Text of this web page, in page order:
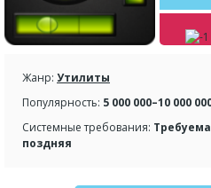
Жанр: Утилиты
Популярность: 5 000 000–10 000
Системные требования:
поздняя